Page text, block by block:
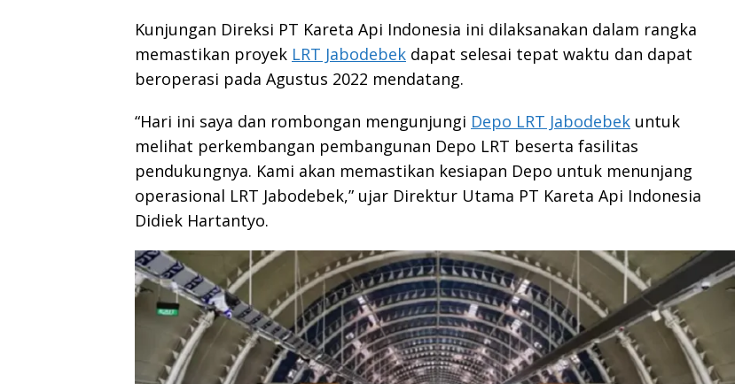
Kunjungan Direksi PT Kareta Api Indonesia ini dilaksanakan dalam rangka
memastikan proyek LRT Jabodebek dapat selesai tepat waktu dan dapat
beroperasi pada Agustus 2022 mendatang.
“Hari ini saya dan rombongan mengunjungi Depo LRT Jabodebek untuk
melihat perkembangan pembangunan Depo LRT beserta fasilitas
pendukungnya. Kami akan memastikan kesiapan Depo untuk menunjang
operasional LRT Jabodebek,” ujar Direktur Utama PT Kareta Api Indonesia
Didiek Hartantyo.